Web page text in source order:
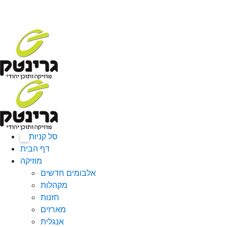
סל קניות
דף הבית
מוזיקה
אלבומים חדשים
מקהלות
חזנות
מארזים
אנגלית